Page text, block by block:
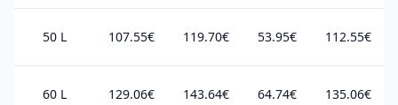
50 L 107.55€ 119.70€ 53.95€ 112.55€
60 L 129.06€ 143.64€ 64.74€ 135.06€